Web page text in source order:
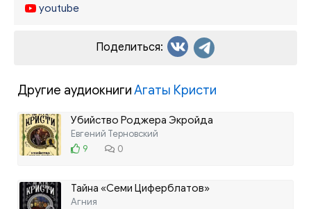
youtube
Поделиться:
Другие аудиокнигиАгаты Кристи
Убийство Роджера Экройда
Евгений Терновский
9
0
Тайна «Семи Циферблатов»
Агния